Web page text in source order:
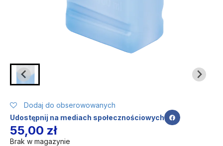
Dodaj do obserowowanych
Udostępnij na mediach społecznościowych
55,00 zł
Brak w magazynie